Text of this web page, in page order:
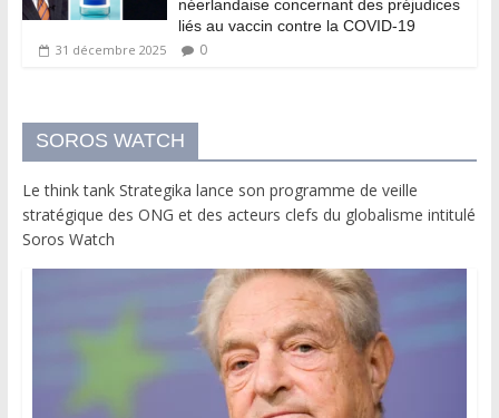
néerlandaise concernant des préjudices
liés au vaccin contre la COVID-19
31 décembre 2025 0
SOROS WATCH
Le think tank Strategika lance son programme de veille
stratégique des ONG et des acteurs clefs du globalisme intitulé
Soros Watch